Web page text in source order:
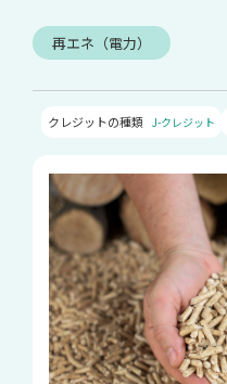
再エネ（電力）
クレジットの種類 J-クレジット